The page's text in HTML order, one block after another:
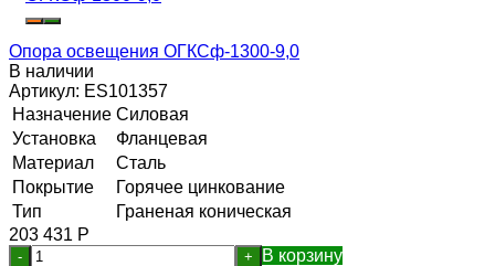
Опора освещения ОГКСф-1300-9,0
В наличии
Артикул: ES101357
Назначение Силовая
Установка
Фланцевая
Материал
Сталь
Покрытие
Горячее цинкование
Тип
Граненая коническая
203 431 Р
- +
В корзину